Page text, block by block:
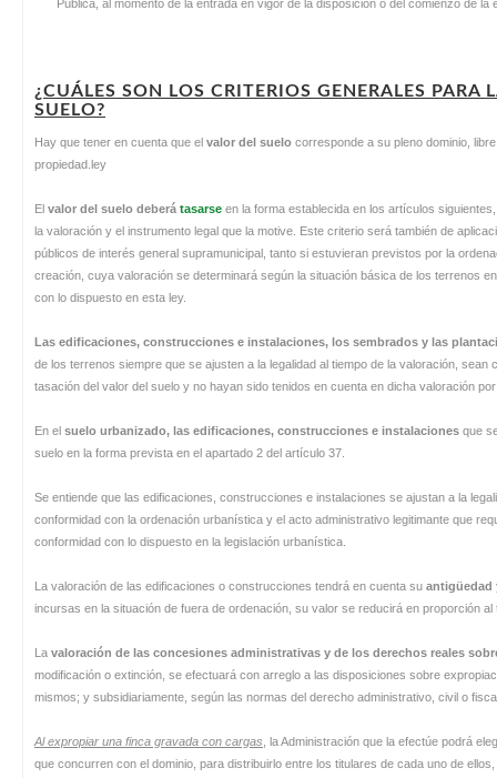
Pública, al momento de la entrada en vigor de la disposición o del comienzo de
¿CUÁLES SON LOS CRITERIOS GENERALES PARA
SUELO?
Hay que tener en cuenta que el valor del suelo corresponde a su pleno dominio,
propiedad.ley
El valor del suelo deberá tasarse en la forma establecida en los artículos
la valoración y el instrumento legal que la motive. Este criterio será también de
públicos de interés general supramunicipal, tanto si estuvieran previstos por la
creación, cuya valoración se determinará según la situación básica de los terrenos
con lo dispuesto en esta ley.
Las edificaciones, construcciones e instalaciones, los sembrados y las
de los terrenos siempre que se ajusten a la legalidad al tiempo de la valoración,
tasación del valor del suelo y no hayan sido tenidos en cuenta en dicha valoración
En el suelo urbanizado, las edificaciones, construcciones e instalaciones que
suelo en la forma prevista en el apartado 2 del artículo 37.
Se entiende que las edificaciones, construcciones e instalaciones se ajustan a la
conformidad con la ordenación urbanística y el acto administrativo legitimante que
conformidad con lo dispuesto en la legislación urbanística.
La valoración de las edificaciones o construcciones tendrá en cuenta su antigüedad
incursas en la situación de fuera de ordenación, su valor se reducirá en proporción
La valoración de las concesiones administrativas y de los derechos reales
modificación o extinción, se efectuará con arreglo a las disposiciones sobre
mismos; y subsidiariamente, según las normas del derecho administrativo, civil o
Al expropiar una finca gravada con cargas, la Administración que la efectúe podrá
que concurren con el dominio, para distribuirlo entre los titulares de cada uno de